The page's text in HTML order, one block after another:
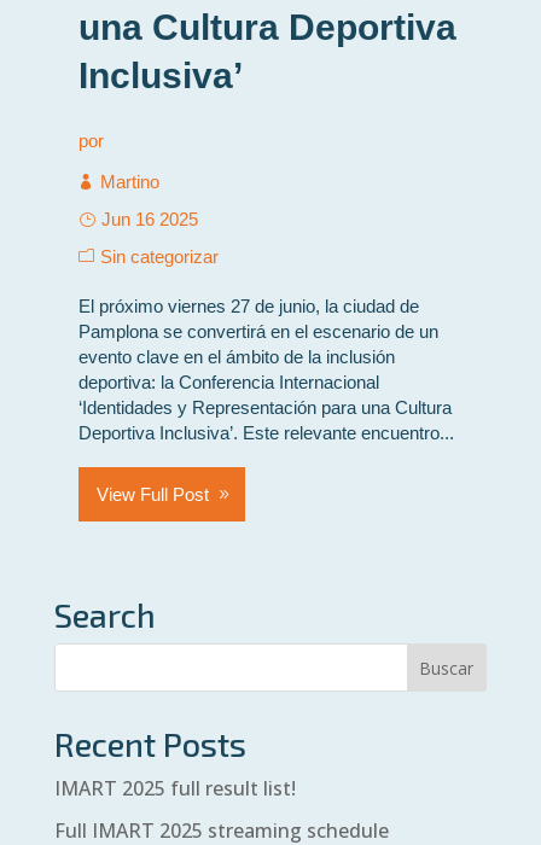
una Cultura Deportiva
Inclusiva’
por
Martino
Jun 16 2025
Sin categorizar
El próximo viernes 27 de junio, la ciudad de
Pamplona se convertirá en el escenario de un
evento clave en el ámbito de la inclusión
deportiva: la Conferencia Internacional
‘Identidades y Representación para una Cultura
Deportiva Inclusiva’. Este relevante encuentro...
View Full Post
Search
Recent Posts
IMART 2025 full result list!
Full IMART 2025 streaming schedule